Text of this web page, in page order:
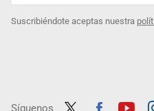
Suscribiéndote aceptas nuestra
Síguenos